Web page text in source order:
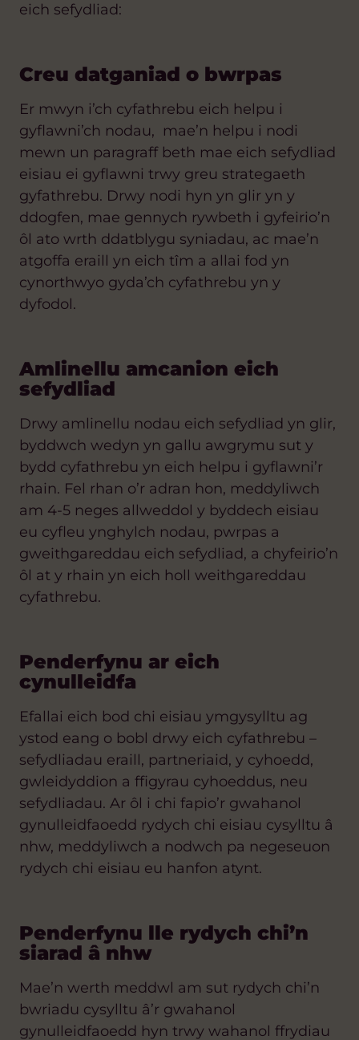
eich sefydliad:
Creu datganiad o bwrpas
Er mwyn i’ch cyfathrebu eich helpu i
gyflawni’ch nodau, mae’n helpu i nodi
mewn un paragraff beth mae eich sefydliad
eisiau ei gyflawni trwy greu strategaeth
gyfathrebu. Drwy nodi hyn yn glir yn y
ddogfen, mae gennych rywbeth i gyfeirio’n
ôl ato wrth ddatblygu syniadau, ac mae’n
atgoffa eraill yn eich tîm a allai fod yn
cynorthwyo gyda’ch cyfathrebu yn y
dyfodol.
Amlinellu amcanion eich
sefydliad
Drwy amlinellu nodau eich sefydliad yn glir,
byddwch wedyn yn gallu awgrymu sut y
bydd cyfathrebu yn eich helpu i gyflawni’r
rhain. Fel rhan o’r adran hon, meddyliwch
am 4-5 neges allweddol y byddech eisiau
eu cyfleu ynghylch nodau, pwrpas a
gweithgareddau eich sefydliad, a chyfeirio’n
ôl at y rhain yn eich holl weithgareddau
cyfathrebu.
Penderfynu ar eich
cynulleidfa
Efallai eich bod chi eisiau ymgysylltu ag
ystod eang o bobl drwy eich cyfathrebu –
sefydliadau eraill, partneriaid, y cyhoedd,
gwleidyddion a ffigyrau cyhoeddus, neu
sefydliadau. Ar ôl i chi fapio’r gwahanol
gynulleidfaoedd rydych chi eisiau cysylltu â
nhw, meddyliwch a nodwch pa negeseuon
rydych chi eisiau eu hanfon atynt.
Penderfynu lle rydych chi’n
siarad â nhw
Mae’n werth meddwl am sut rydych chi’n
bwriadu cysylltu â’r gwahanol
gynulleidfaoedd hyn trwy wahanol ffrydiau